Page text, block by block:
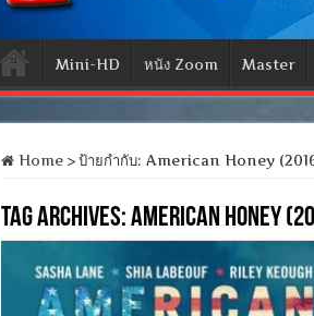
Mini-HD หนัง Zoom Master
Home > ป้ายกำกับ: American Honey
Tag Archives:American Honey